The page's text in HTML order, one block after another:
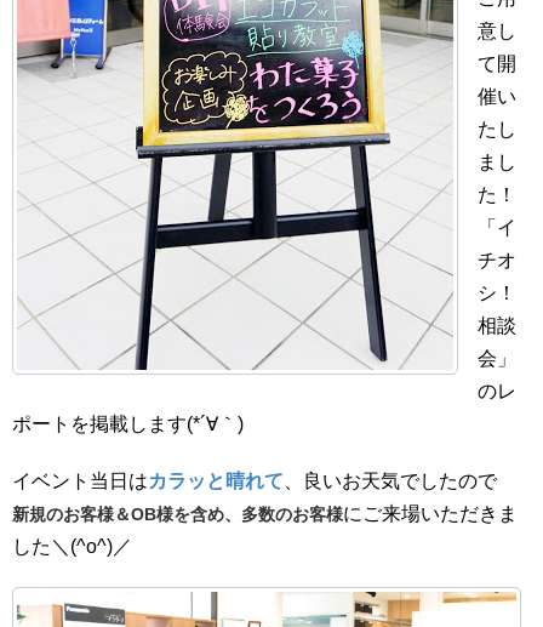
意し
て開
催い
たし
まし
た！
「イ
チオ
シ！
相談
会」
のレ
ポートを掲載します(*´∀｀)
イベント当日はカラッと晴れて 、良いお天気でしたので
新規のお客様＆OB様を含め、多数のお客様にご来場いただきま
した＼(^o^)／